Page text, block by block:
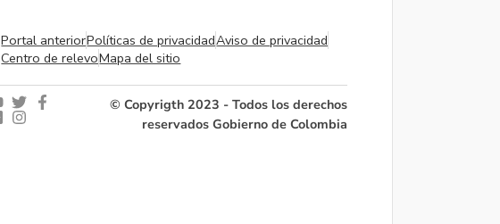
Portal anteriorPolíticas de privacidadAviso de privacidad
Centro de relevoMapa del sitio
© Copyrigth 2023 - Todos los derechos
reservados Gobierno de Colombia